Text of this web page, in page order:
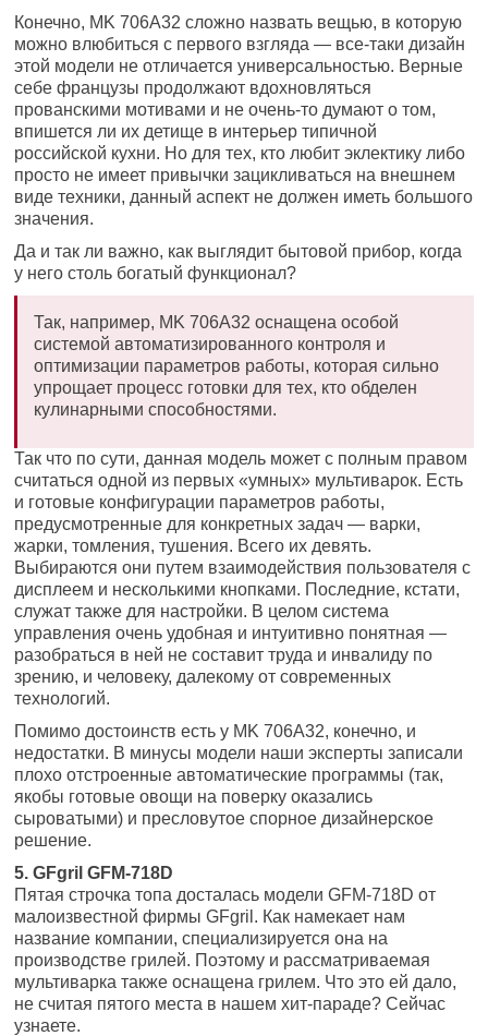
Конечно, MK 706A32 сложно назвать вещью, в которую
можно влюбиться с первого взгляда — все-таки дизайн
этой модели не отличается универсальностью. Верные
себе французы продолжают вдохновляться
прованскими мотивами и не очень-то думают о том,
впишется ли их детище в интерьер типичной
российской кухни. Но для тех, кто любит эклектику либо
просто не имеет привычки зацикливаться на внешнем
виде техники, данный аспект не должен иметь большого
значения.
Да и так ли важно, как выглядит бытовой прибор, когда
у него столь богатый функционал?
Так, например, MK 706A32 оснащена особой
системой автоматизированного контроля и
оптимизации параметров работы, которая сильно
упрощает процесс готовки для тех, кто обделен
кулинарными способностями.
Так что по сути, данная модель может с полным правом
считаться одной из первых «умных» мультиварок. Есть
и готовые конфигурации параметров работы,
предусмотренные для конкретных задач — варки,
жарки, томления, тушения. Всего их девять.
Выбираются они путем взаимодействия пользователя с
дисплеем и несколькими кнопками. Последние, кстати,
служат также для настройки. В целом система
управления очень удобная и интуитивно понятная —
разобраться в ней не составит труда и инвалиду по
зрению, и человеку, далекому от современных
технологий.
Помимо достоинств есть у MK 706A32, конечно, и
недостатки. В минусы модели наши эксперты записали
плохо отстроенные автоматические программы (так,
якобы готовые овощи на поверку оказались
сыроватыми) и пресловутое спорное дизайнерское
решение.
5. GFgril GFM-718D
Пятая строчка топа досталась модели GFM-718D от
малоизвестной фирмы GFgril. Как намекает нам
название компании, специализируется она на
производстве грилей. Поэтому и рассматриваемая
мультиварка также оснащена грилем. Что это ей дало,
не считая пятого места в нашем хит-параде? Сейчас
узнаете.